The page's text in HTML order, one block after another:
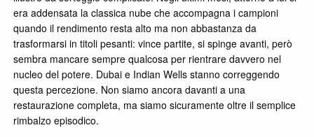
era addensata la classica nube che accompagna i campioni
quando il rendimento resta alto ma non abbastanza da
trasformarsi in titoli pesanti: vince partite, si spinge avanti, però
sembra mancare sempre qualcosa per rientrare davvero nel
nucleo del potere. Dubai e Indian Wells stanno correggendo
questa percezione. Non siamo ancora davanti a una
restaurazione completa, ma siamo sicuramente oltre il semplice
rimbalzo episodico.